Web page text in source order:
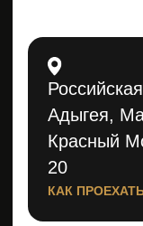
УЧАСТНИКАМ
О ФЕСТИВАЛЕ
СОБЫТИЯ
ФИЛЬМ
КОНТАКТЫ